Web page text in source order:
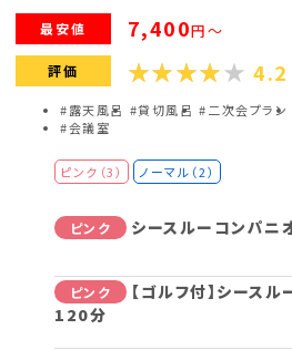
最安値 7,400円～
評価 4.2
#露天風呂 #貸切風呂 #二次会プラン
#会議室
ピンク（3） ノーマル（2）
ピンク
シースルーコンパニ
ピンク
【ゴルフ付】シース
120分